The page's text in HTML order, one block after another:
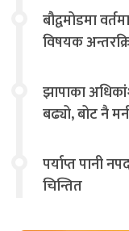
बौद्वमोडमा वर्तमान कृषिका समस्या र समाधान
विषयक
झापाका
बढ्यो, बोट नै
पर्याप्त पानी
चिन्तित